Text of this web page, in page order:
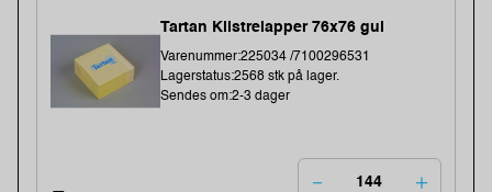
Tartan Klistrelapper 76x76 gul
Varenummer:225034 /7100296531
Lagerstatus:2568 stk på lager.
Sendes om:2-3 dager